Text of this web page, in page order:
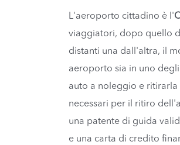
L'aeroporto cittadino è l'
viaggiatori, dopo quello
distanti una dall'altra, il
aeroporto sia in uno
auto a noleggio e
necessari per il ritiro
una patente di guida
e una carta di credito